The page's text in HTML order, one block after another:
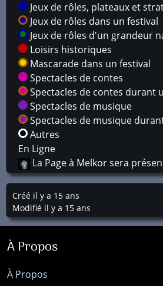
Jeux de rôles, plateaux et
Jeux de rôles dans un festival
Jeux de rôles d'un grandeur
Loisirs historiques
Mascarade dans un festival
Spectacles de contes
Spectacles de contes durant
Spectacles de musique
Spectacles de musique
Autres
En Ligne
La Page à Melkor sera
Créé il y a 15 ans
Modifié il y a 15 ans
À Propos
À Propos